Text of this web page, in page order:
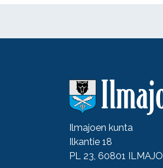
Ilmajoen kunta
Ilkantie 18
PL 23, 60801